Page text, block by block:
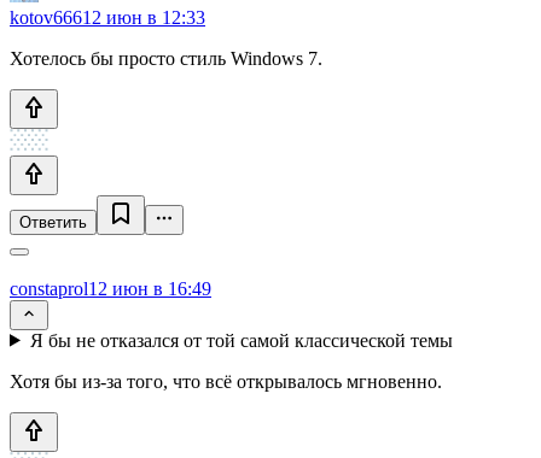
kotov66612 июн в 12:33
Хотелось бы просто стиль Windows 7.
Ответить
constaprol12 июн в 16:49
Я бы не отказался от той самой классической темы
Хотя бы из-за того, что всё открывалось мгновенно.